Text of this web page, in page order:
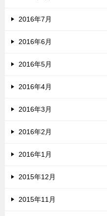
2016年7月
2016年6月
2016年5月
2016年4月
2016年3月
2016年2月
2016年1月
2015年12月
2015年11月